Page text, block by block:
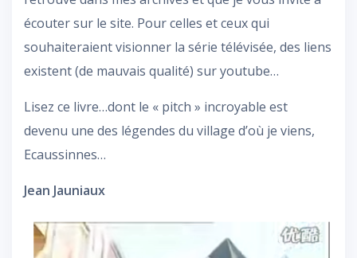
écouter sur le site. Pour celles et ceux qui
souhaiteraient visionner la série télévisée, des liens
existent (de mauvais qualité) sur youtube…
Lisez ce livre…dont le « pitch » incroyable est
devenu une des légendes du village d’où je viens,
Ecaussinnes…
Jean Jauniaux